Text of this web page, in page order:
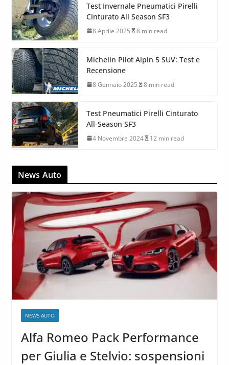
Test Invernale Pneumatici Pirelli
Cinturato All Season SF3
8 Aprile 2025 8 min read
Michelin Pilot Alpin 5 SUV: Test e
Recensione
8 Gennaio 2025 8 min read
Test Pneumatici Pirelli Cinturato
All-Season SF3
4 Novembre 2024 12 min read
News Auto
NEWS AUTO
Alfa Romeo Pack Performance
per Giulia e Stelvio: sospensioni